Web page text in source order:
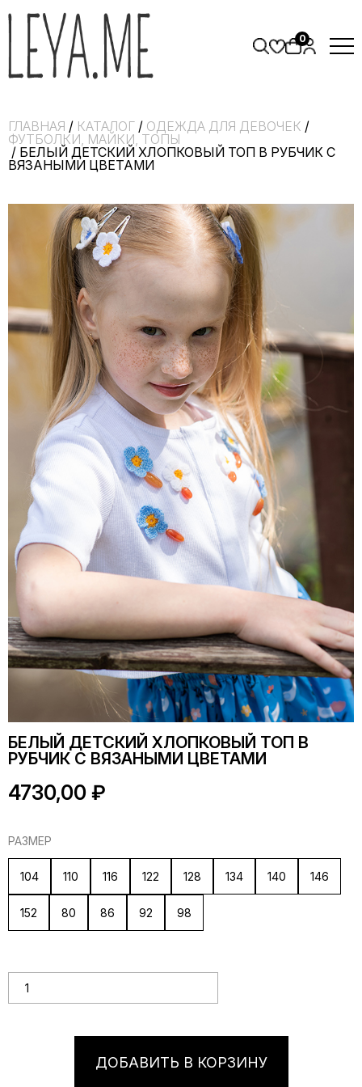
0
ГЛАВНАЯ / КАТАЛОГ / ОДЕЖДА ДЛЯ ДЕВОЧЕК /
ФУТБОЛКИ, МАЙКИ, ТОПЫ
/ БЕЛЫЙ ДЕТСКИЙ ХЛОПКОВЫЙ ТОП В РУБЧИК С
ВЯЗАНЫМИ ЦВЕТАМИ
БЕЛЫЙ ДЕТСКИЙ ХЛОПКОВЫЙ ТОП В
РУБЧИК С ВЯЗАНЫМИ ЦВЕТАМИ
4730,00 ₽
РАЗМЕР
104 110 116 122 128 134 140 146
152 80 86 92 98
ДОБАВИТЬ В КОРЗИНУ